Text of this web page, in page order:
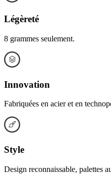
Légèreté
8 grammes seulement.
Innovation
Fabriquées en acier et en
Style
Design reconnaissable, palettes